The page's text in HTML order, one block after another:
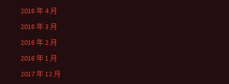
2018 年 4 月
2018 年 3 月
2018 年 2 月
2018 年 1 月
2017 年 12 月